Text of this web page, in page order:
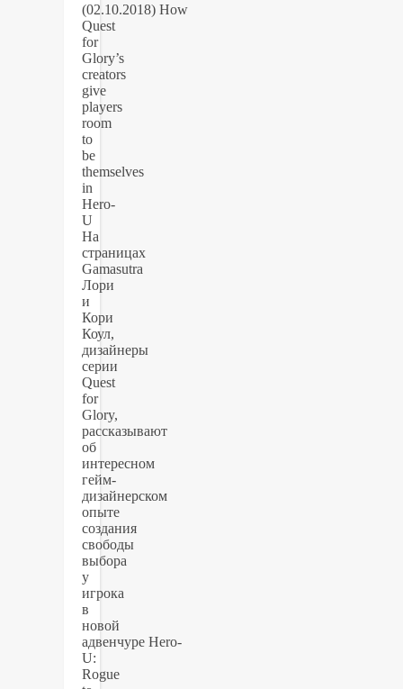
(02.10.2018) How
Quest
for
Glory’s
creators
give
players
room
to
be
themselves
in
Hero-
U
На
страницах
Gamasutra
Лори
и
Кори
Коул,
дизайнеры
серии
Quest
for
Glory,
рассказывают
об
интересном
гейм-
дизайнерском
опыте
создания
свободы
выбора
у
игрока
в
новой
адвенчуре Hero-
U:
Rogue